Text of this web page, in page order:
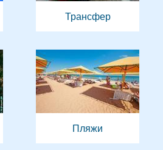
Трансфер
Пляжи